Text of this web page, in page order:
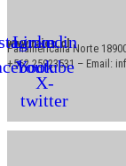
www.raico.cl
Panamericana Norte
+562 25923531 – Email:
Linkedin
Youtube
X-
twitter